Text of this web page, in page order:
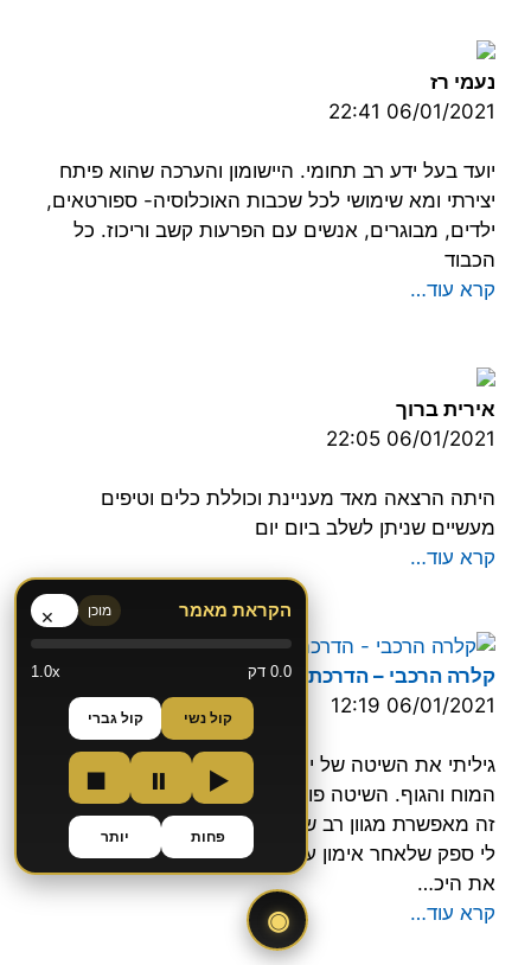
הקראת מאמר מוכן ×
0.0 דק 1.0x
קול נשי קול גברי
▶
⏸
■
פחות יותר
◉
נעמי רז
06/01/2021 22:41
יועד בעל ידע רב תחומי. היישומון והערכה שהוא פיתח
יצירתי ומא שימושי לכל שכבות האוכלוסיה- ספורטאים,
ילדים, מבוגרים, אנשים עם הפרעות קשב וריכוז. כל
הכבוד
קרא עוד…
אירית ברוך
06/01/2021 22:05
היתה הרצאה מאד מעניינת וכוללת כלים וטיפים
מעשיים שניתן לשלב ביום יום
קרא עוד…
קלרה הרכבי – הדרכת הורים
06/01/2021 12:19
גיליתי את השיטה של יועד לאימון קוגנטיבי ופיזי של
המוח והגוף. השיטה פועלת בקלות רבה מאוד ויחד עם
זה מאפשרת מגוון רב של אופציות לאימון שיכלי ופיזי. אין
לי ספק שלאחר אימון עיקבי אפשר לשפר משמעותית
את היכ…
קרא עוד…